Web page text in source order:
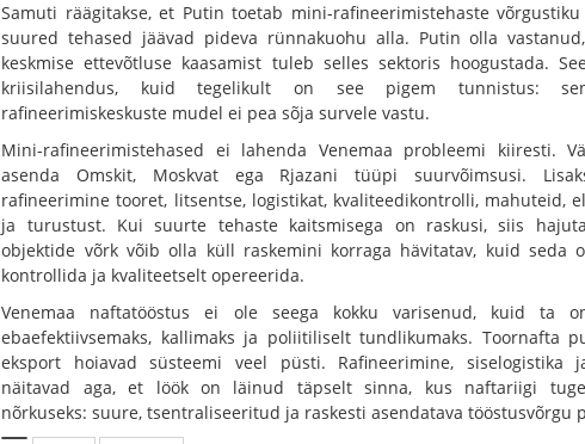
Samuti räägitakse, et Putin toetab mini-rafineerimistehaste
suured tehased jäävad pideva rünnakuohu alla. Putin olla
keskmise ettevõtluse kaasamist tuleb selles sektoris hoogustada.
kriisilahendus, kuid tegelikult on see pigem tunnistus:
rafineerimiskeskuste mudel ei pea sõja survele vastu.
Mini-rafineerimistehased ei lahenda Venemaa probleemi kiiresti.
asenda Omskit, Moskvat ega Rjazani tüüpi suurvõimsusi.
rafineerimine tooret, litsentse, logistikat, kvaliteedikontrolli, mahuteid,
ja turustust. Kui suurte tehaste kaitsmisega on raskusi, siis
objektide võrk võib olla küll raskemini korraga hävitatav, kuid seda
kontrollida ja kvaliteetselt opereerida.
Venemaa naftatööstus ei ole seega kokku varisenud, kuid ta
ebaefektiivsemaks, kallimaks ja poliitiliselt tundlikumaks. Toornafta
eksport hoiavad süsteemi veel püsti. Rafineerimine, siselogistika
näitavad aga, et löök on läinud täpselt sinna, kus naftariigi
nõrkuseks: suure, tsentraliseeritud ja raskesti asendatava tööstusvõrgu